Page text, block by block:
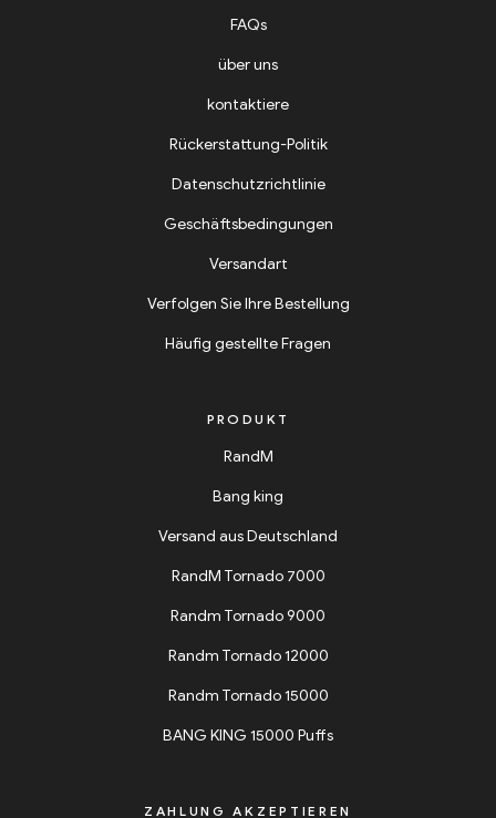
FAQs
über uns
kontaktiere
Rückerstattung-Politik
Datenschutzrichtlinie
Geschäftsbedingungen
Versandart
Verfolgen Sie Ihre Bestellung
Häufig gestellte Fragen
PRODUKT
RandM
Bang king
Versand aus Deutschland
RandM Tornado 7000
Randm Tornado 9000
Randm Tornado 12000
Randm Tornado 15000
BANG KING 15000 Puffs
ZAHLUNG AKZEPTIEREN